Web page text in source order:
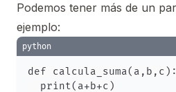
Podemos tener más de un
ejemplo:
python
def calcula_suma(a,b,c):